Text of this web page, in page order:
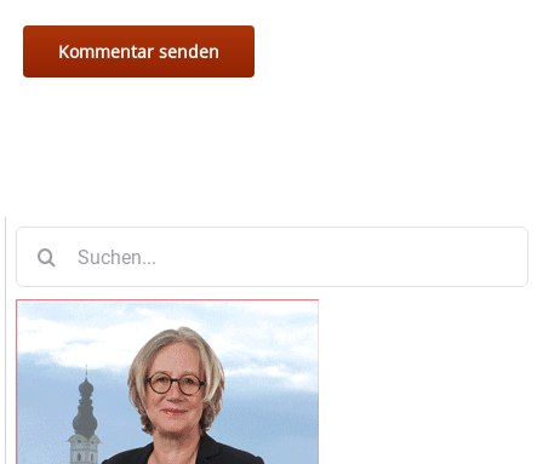
nach: